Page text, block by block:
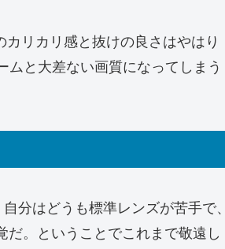
リカリ感と抜けの良さはやはり
と大差ない画質になってしまう
分はどうも標準レンズが苦手で、
だ。ということでこれまで敬遠し